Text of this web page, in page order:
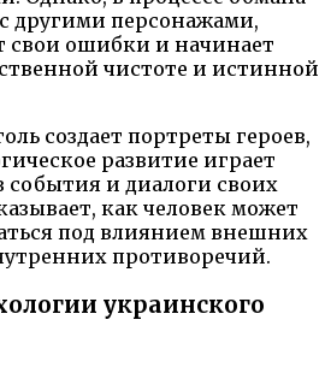
другими персонажами,
свои ошибки и начинает
чистоте и истинной
создает портреты героев,
развитие играет
события и диалоги своих
как человек может
под влиянием внешних
противоречий.
украинского